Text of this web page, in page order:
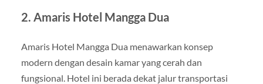
2. Amaris Hotel Mangga Dua
Amaris Hotel Mangga Dua menawarkan konsep
modern dengan desain kamar yang cerah dan
fungsional. Hotel ini berada dekat jalur transportasi